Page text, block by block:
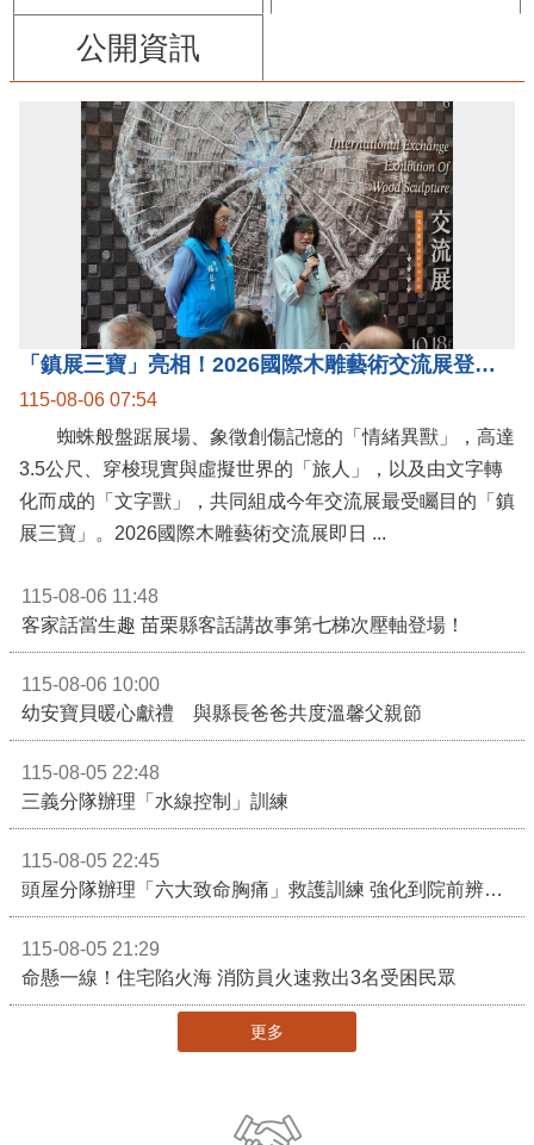
公開資訊
115-08-06 07:54
蜘蛛般盤踞展場、象徵創傷記憶的「情緒異獸」，高達
3.5公尺、穿梭現實與虛擬世界的「旅人」，以及由文字轉
化而成的「文字獸」，共同組成今年交流展最受矚目的「鎮
115-08-06 11:48
客家話當生趣 苗栗縣客話講故事第七梯次壓軸登場！
115-08-06 10:00
幼安寶貝暖心獻禮 與縣長爸爸共度溫馨父親節
115-08-05 22:48
三義分隊辦理「水線控制」訓練
115-08-05 22:45
115-08-05 21:29
命懸一線！住宅陷火海 消防員火速救出3名受困民眾
更多